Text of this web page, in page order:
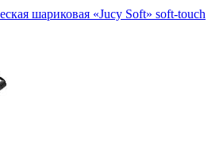
шариковая «Jucy Soft» soft-touch